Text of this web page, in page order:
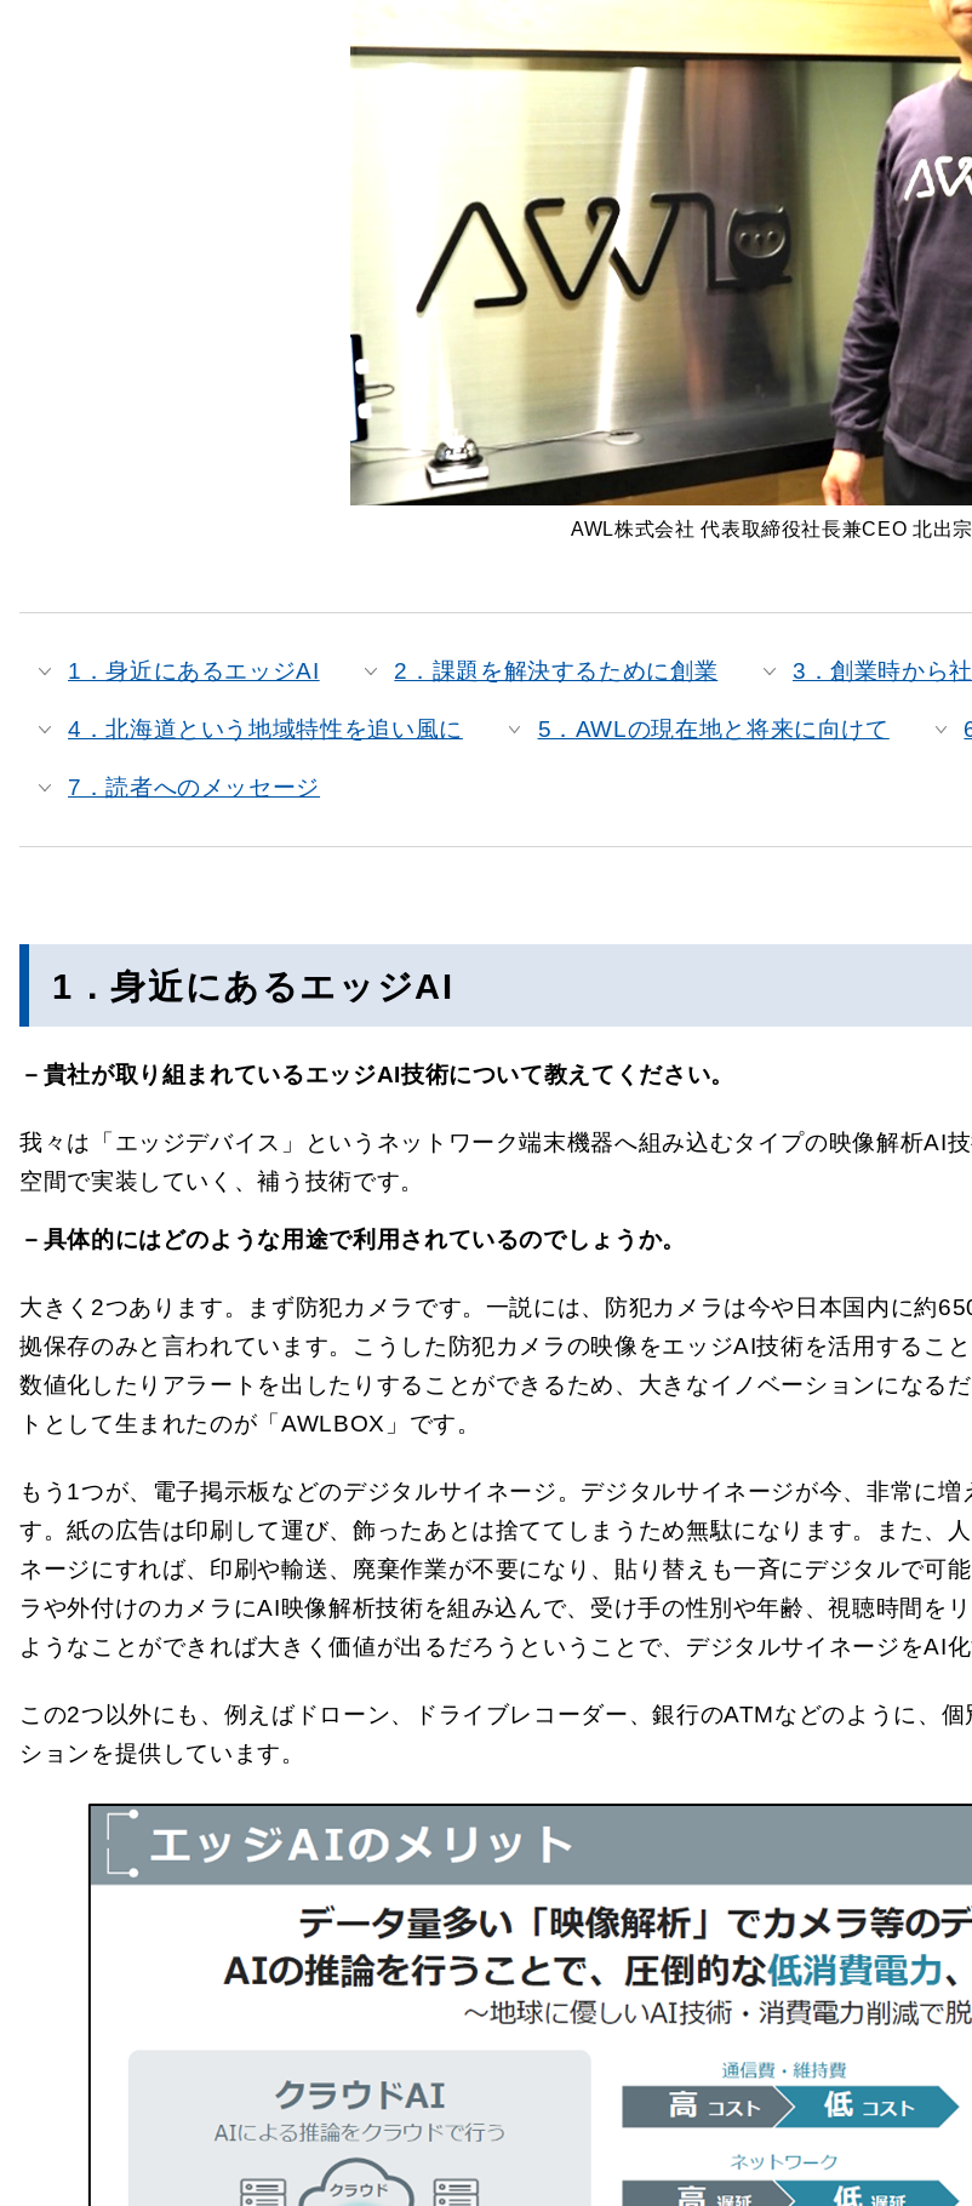
AWL株式会社 代表取締役社長兼CEO 北出
1．身近にあるエッジAI 2．課題を解決するために創業 3．創業時から
4．北海道という地域特性を追い風に 5．AWLの現在地と将来に向けて
7．読者へのメッセージ
1．身近にあるエッジAI
－貴社が取り組まれているエッジAI技術について教えてください。
我々は「エッジデバイス」というネットワーク端末機器へ組み込むタイプの映像解析AI
空間で実装していく、補う技術です。
－具体的にはどのような用途で利用されているのでしょうか。
大きく2つあります。まず防犯カメラです。一説には、防犯カメラは今や日本国内に約
拠保存のみと言われています。こうした防犯カメラの映像をエッジAI技術を活用するこ
数値化したりアラートを出したりすることができるため、大きなイノベーションになる
トとして生まれたのが「AWLBOX」です。
もう1つが、電子掲示板などのデジタルサイネージ。デジタルサイネージが今、非常に
す。紙の広告は印刷して運び、飾ったあとは捨ててしまうため無駄になります。また、
ネージにすれば、印刷や輸送、廃棄作業が不要になり、貼り替えも一斉にデジタルで可
ラや外付けのカメラにAI映像解析技術を組み込んで、受け手の性別や年齢、視聴時間を
ようなことができれば大きく価値が出るだろうということで、デジタルサイネージをAI
この2つ以外にも、例えばドローン、ドライブレコーダー、銀行のATMなどのように、
ションを提供しています。